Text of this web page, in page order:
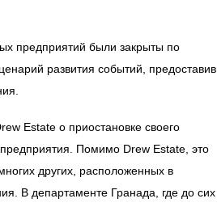
предприятий были закрыты по
развития событий, предоставив
Estate о приостановке своего
Помимо Drew Estate, это
других, расположенных в
В департаменте Гранада, где до сих